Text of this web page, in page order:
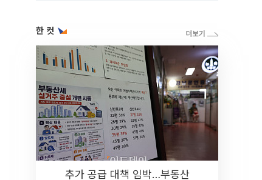
한 컷
추가 공급 대책 임박…부동산